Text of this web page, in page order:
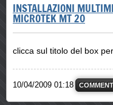
INSTALLAZIONI
MICROTEK MT 20
clicca sul titolo del box
10/04/2009 01:18